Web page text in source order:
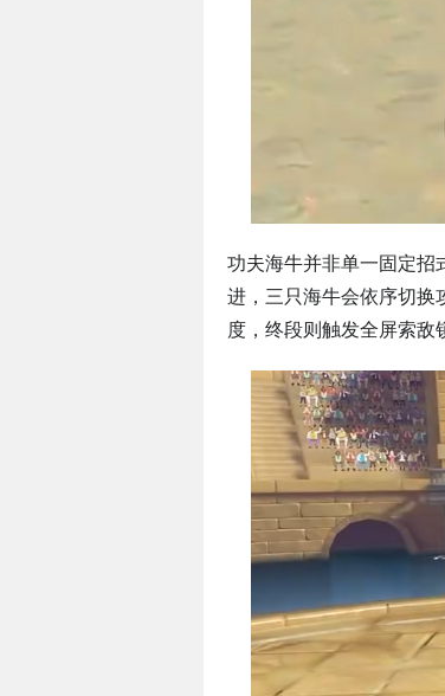
功夫海牛并非单一固定招
进，三只海牛会依序切换
度，终段则触发全屏索敌